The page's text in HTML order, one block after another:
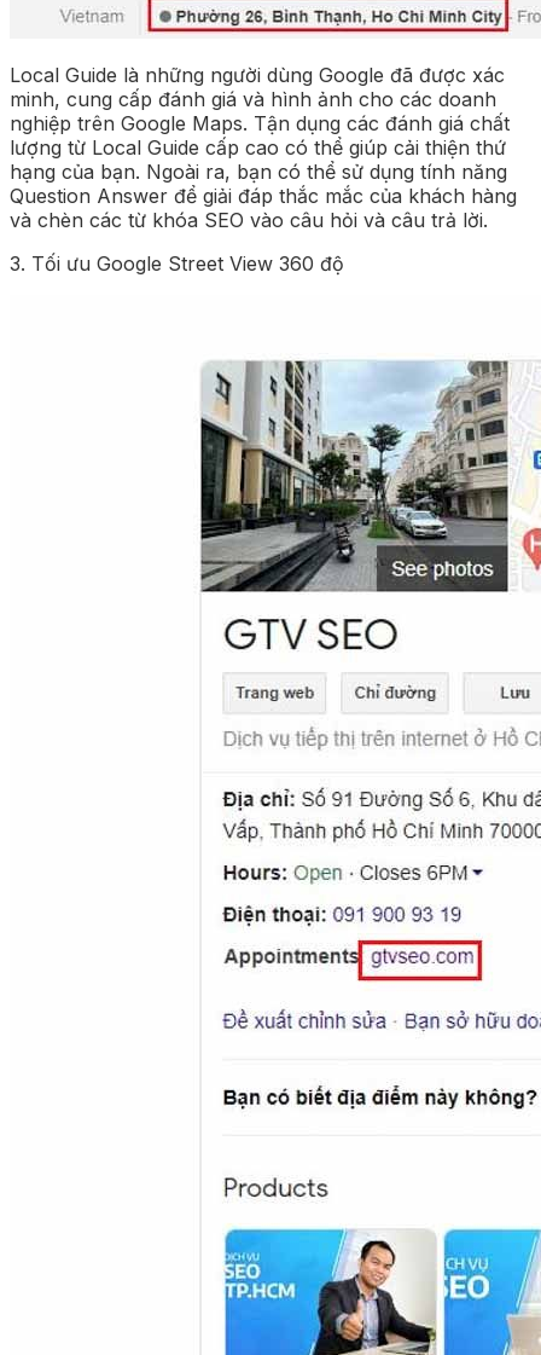
Local Guide là những người dùng Google đã được xác
minh, cung cấp đánh giá và hình ảnh cho các doanh
nghiệp trên Google Maps. Tận dụng các đánh giá chất
lượng từ Local Guide cấp cao có thể giúp cải thiện thứ
hạng của bạn. Ngoài ra, bạn có thể sử dụng tính năng
Question Answer để giải đáp thắc mắc của khách hàng
và chèn các từ khóa SEO vào câu hỏi và câu trả lời.
3. Tối ưu Google Street View 360 độ